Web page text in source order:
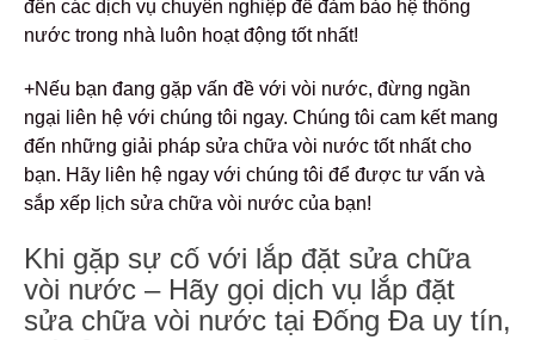
đến các dịch vụ chuyên nghiệp để đảm bảo hệ thống
nước trong nhà luôn hoạt động tốt nhất!
+Nếu bạn đang gặp vấn đề với vòi nước, đừng ngần
ngại liên hệ với chúng tôi ngay. Chúng tôi cam kết mang
đến những giải pháp sửa chữa vòi nước tốt nhất cho
bạn. Hãy liên hệ ngay với chúng tôi để được tư vấn và
sắp xếp lịch sửa chữa vòi nước của bạn!
Khi gặp sự cố với lắp đặt sửa chữa
vòi nước – Hãy gọi dịch vụ lắp đặt
sửa chữa vòi nước tại Đống Đa uy tín,